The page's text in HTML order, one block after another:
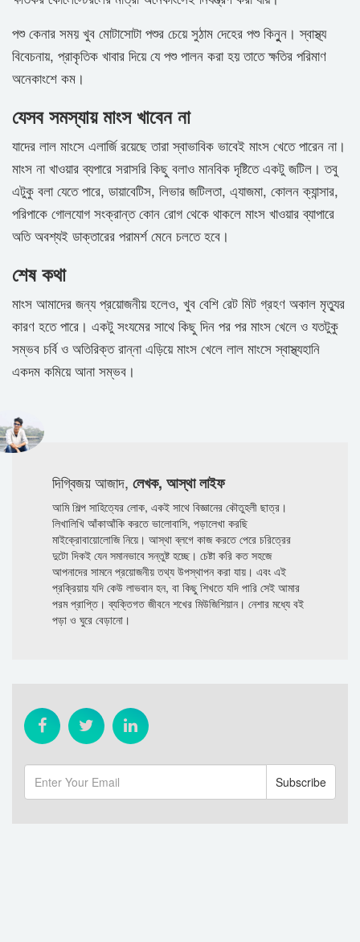
পশু কেনার সময় খুব মোটাসোটা পশুর চেয়ে সুঠাম দেহের পশু কিনুুন। স্বাস্থ্য
বিবেচনায়, প্রাকৃতিক খাবার দিয়ে যে পশু পালন করা হয় তাতে ক্ষতির পরিমাণ
অনেকাংশে কম।
যেসব সমস্যায় মাংস খাবেন না
যাদের লাল মাংসে এলার্জি রয়েছে তারা স্বাভাবিক ভাবেই মাংস খেতে পারেন না।
মাংস না খাওয়ার ব্যপারে সরাসরি কিছু বলাও মানবিক দৃষ্টিতে একটু জটিল। তবু
এটুকু বলা যেতে পারে, ডায়াবেটিস, লিভার জটিলতা, এ্যাজমা, কোলন ক্যান্সার,
পরিপাকে গোলযোগ সংক্রান্ত কোন রোগ থেকে থাকলে মাংস খাওয়ার ব্যাপারে
অতি অবশ্যই ডাক্তারের পরামর্শ মেনে চলতে হবে।
শেষ কথা
মাংস আমাদের জন্য প্রয়োজনীয় হলেও, খুব বেশি রেট মিট গ্রহণ অকাল মৃত্যুর
কারণ হতে পারে। একটু সংযমের সাথে কিছু দিন পর পর মাংস খেলে ও যতটুকু
সম্ভব চর্বি ও অতিরিক্ত রান্না এড়িয়ে মাংস খেলে লাল মাংসে স্বাস্থ্যহানি
একদম কমিয়ে আনা সম্ভব।
দিগ্বিজয় আজাদ, লেখক, আস্থা লাইফ
আমি শিল্প সাহিত্যের লোক, একই সাথে বিজ্ঞানের কৌতুহলী ছাত্র।
লিখালিখি আঁকাআঁকি করতে ভালোবাসি, পড়ালেখা করছি
মাইক্রোবায়োলোজি নিয়ে। আস্থা ব্লগে কাজ করতে পেরে চরিত্রের
দুটো দিকই যেন সমানভাবে সন্তুষ্ট হচ্ছে। চেষ্টা করি কত সহজে
আপনাদের সামনে প্রয়োজনীয় তথ্য উপস্থাপন করা যায়। এবং এই
প্রক্রিয়ায় যদি কেউ লাভবান হন, বা কিছু শিখতে যদি পারি সেই আমার
পরম প্রাপ্তি। ব্যক্তিগত জীবনে শখের মিউজিশিয়ান। নেশার মধ্যে বই
পড়া ও ঘুরে বেড়ানো।